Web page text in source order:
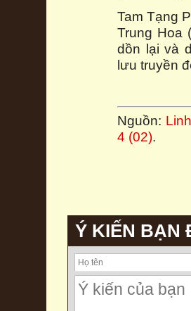
Tam Tạng
Trung Hoa
dồn lại và
lưu truyền
Nguồn:
4 (02).
Ý KIẾN BẠN